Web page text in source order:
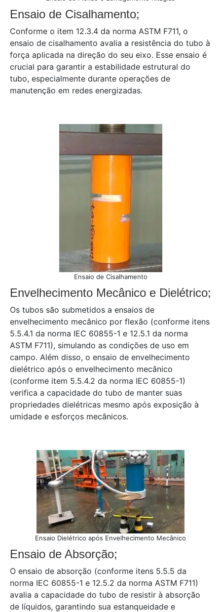
Ensaio de Cisalhamento;
Conforme o item 12.3.4 da norma ASTM F711, o
ensaio de cisalhamento avalia a resistência do tubo à
força aplicada na direção do seu eixo. Esse ensaio é
crucial para garantir a estabilidade estrutural do
tubo, especialmente durante operações de
manutenção em redes energizadas.
Ensaio de Cisalhamento
Envelhecimento Mecânico e Dielétrico;
Os tubos são submetidos a ensaios de
envelhecimento mecânico por flexão (conforme itens
5.5.4.1 da norma IEC 60855-1 e 12.5.1 da norma
ASTM F711), simulando as condições de uso em
campo. Além disso, o ensaio de envelhecimento
dielétrico após o envelhecimento mecânico
(conforme item 5.5.4.2 da norma IEC 60855-1)
verifica a capacidade do tubo de manter suas
propriedades dielétricas mesmo após exposição à
umidade e esforços mecânicos.
Ensaio Dielétrico após Envelhecimento Mecânico
Ensaio de Absorção;
O ensaio de absorção (conforme itens 5.5.5 da
norma IEC 60855-1 e 12.5.2 da norma ASTM F711)
avalia a capacidade do tubo de resistir à absorção
de líquidos, garantindo sua estanqueidade e